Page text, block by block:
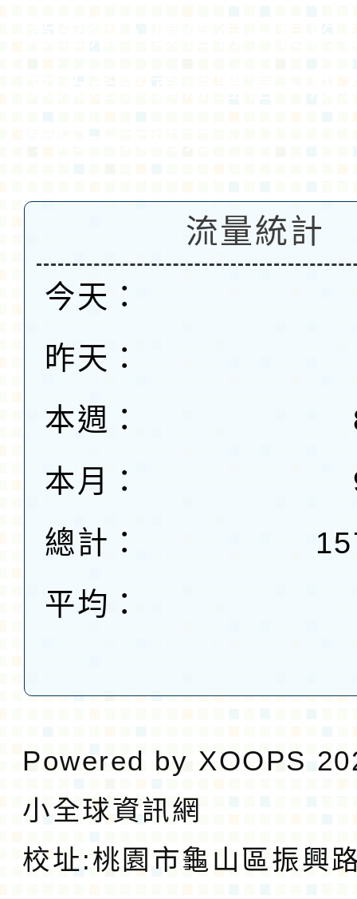
流量統計
今天：
昨天：
本週：
本月：
總計：
平均：
Powered by XOOPS
小全球資訊網
校址:桃園市龜山區振興